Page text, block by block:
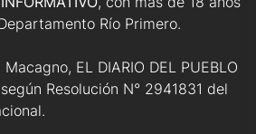
Río Primero.
EL DIARIO DEL PUEBLO
Resolución N° 2941831 del